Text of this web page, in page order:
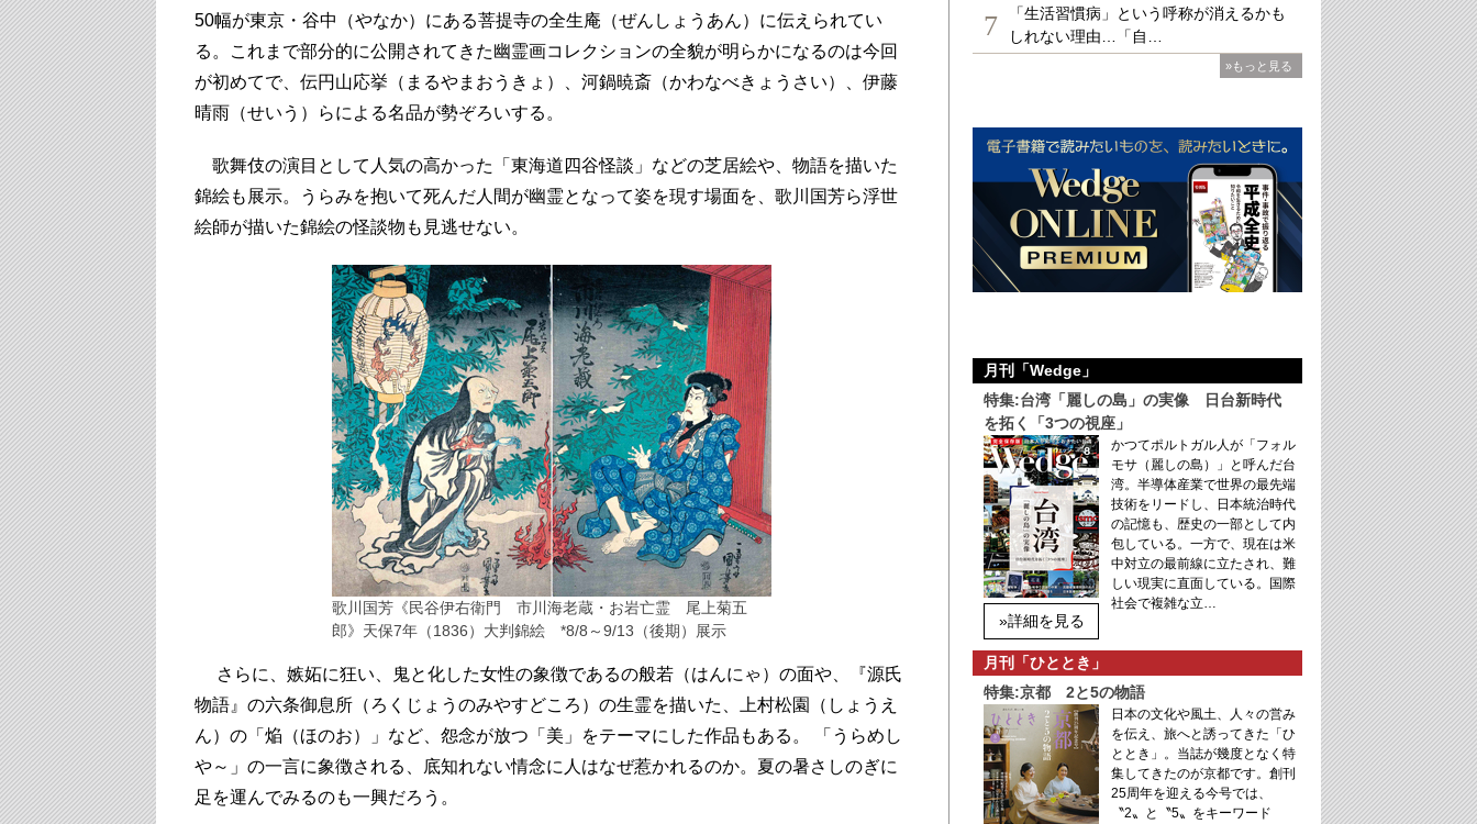
50幅が東京・谷中（やなか）にある菩提寺の全生庵（ぜんしょうあん）に伝えられてい
る。これまで部分的に公開されてきた幽霊画コレクションの全貌が明らかになるのは今回
が初めてで、伝円山応挙（まるやまおうきょ）、河鍋暁斎（かわなべきょうさい）、伊藤
晴雨（せいう）らによる名品が勢ぞろいする。
歌舞伎の演目として人気の高かった「東海道四谷怪談」などの芝居絵や、物語を描いた
錦絵も展示。うらみを抱いて死んだ人間が幽霊となって姿を現す場面を、歌川国芳ら浮世
絵師が描いた錦絵の怪談物も見逃せない。
歌川国芳《民谷伊右衛門 市川海老蔵・お岩亡霊 尾上菊五
郎》天保7年（1836）大判錦絵 *8/8～9/13（後期）展示
さらに、嫉妬に狂い、鬼と化した女性の象徴であるの般若（はんにゃ）の面や、『源氏
物語』の六条御息所（ろくじょうのみやすどころ）の生霊を描いた、上村松園（しょうえ
ん）の「焔（ほのお）」など、怨念が放つ「美」をテーマにした作品もある。 「うらめし
や～」の一言に象徴される、底知れない情念に人はなぜ惹かれるのか。夏の暑さしのぎに
足を運んでみるのも一興だろう。
7
「生活習慣病」という呼称が消えるかも
しれない理由…「自…
»もっと見る
月刊「Wedge」
特集:台湾「麗しの島」の実像 日台新時代
を拓く「3つの視座」
»詳細を見る
かつてポルトガル人が「フォル
モサ（麗しの島）」と呼んだ台
湾。半導体産業で世界の最先端
技術をリードし、日本統治時代
の記憶も、歴史の一部として内
包している。一方で、現在は米
中対立の最前線に立たされ、難
しい現実に直面している。国際
社会で複雑な立…
月刊「ひととき」
特集:京都 2と5の物語
日本の文化や風土、人々の営み
を伝え、旅へと誘ってきた「ひ
ととき」。当誌が幾度となく特
集してきたのが京都です。創刊
25周年を迎える今号では、
〝2〟と〝5〟をキーワード